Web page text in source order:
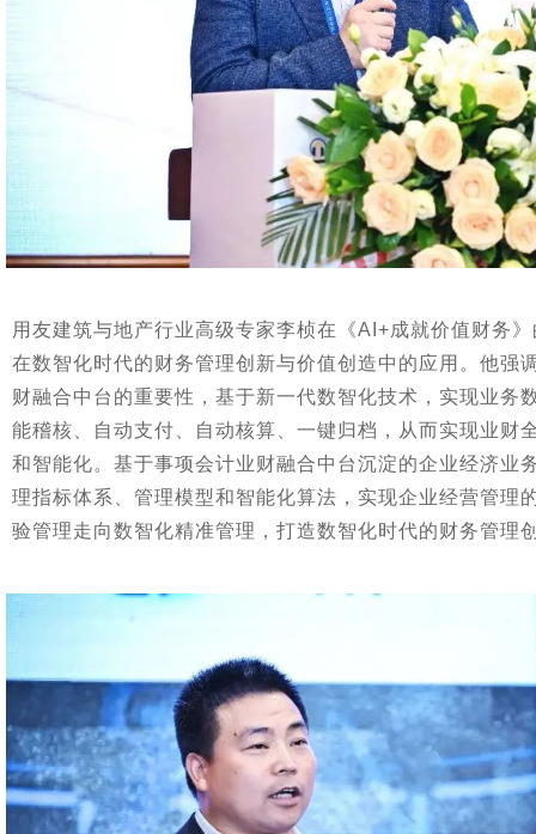
用友建筑与地产行业高级专家李桢在《AI+成就价值财务
在数智化时代的财务管理创新与价值创造中的应用。他强
财融合中台的重要性，基于新一代数智化技术，实现业务
能稽核、自动支付、自动核算、一键归档，从而实现业财
和智能化。基于事项会计业财融合中台沉淀的企业经济业
理指标体系、管理模型和智能化算法，实现企业经营管理
验管理走向数智化精准管理，打造数智化时代的财务管理